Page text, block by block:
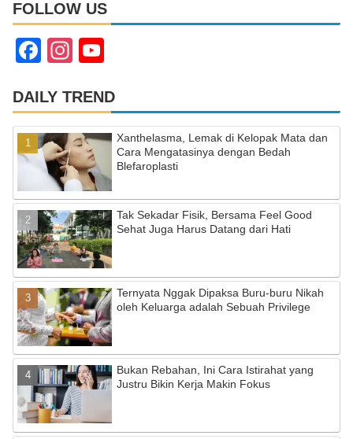
FOLLOW US
F
c
e
b
o
o
k
In
a
gr
a
m
u
T
u
b
e
C
h
a
n
n
el
DAILY TREND
Xanthelasma, Lemak di Kelopak Mata dan
Cara Mengatasinya dengan Bedah
Blefaroplasti
Tak Sekadar Fisik, Bersama Feel Good
Sehat Juga Harus Datang dari Hati
Ternyata Nggak Dipaksa Buru-buru Nikah
oleh Keluarga adalah Sebuah Privilege
Bukan Rebahan, Ini Cara Istirahat yang
Justru Bikin Kerja Makin Fokus